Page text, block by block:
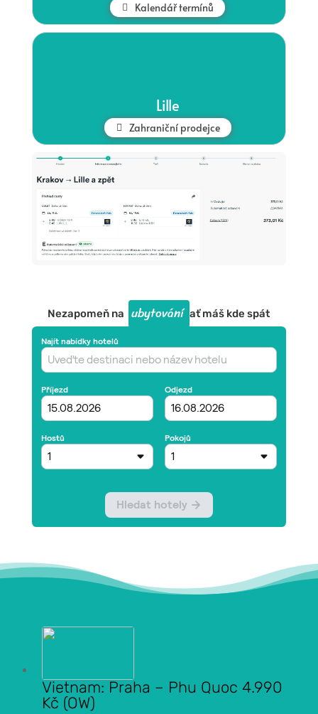
Kalendář termínů
Lille
Zahraniční prodejce
Nezapomeň na ubytování ať máš kde spát
Vietnam: Praha – Phu Quoc 4.990
Kč (OW)